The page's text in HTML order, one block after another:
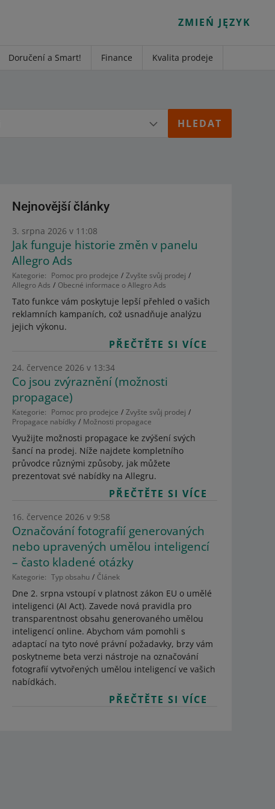
ZMIEŃ JĘZYK
Doručení a Smart! Finance Kvalita prodeje
Nejnovější články
3. srpna 2026 v 11:08
Jak funguje historie změn v panelu
Allegro Ads
Kategorie: Pomoc pro prodejce
Zvyšte svůj prodej
Allegro Ads
Obecné informace o Allegro Ads
Tato funkce vám poskytuje lepší přehled o vašich
reklamních kampaních, což usnadňuje analýzu
jejich výkonu.
PŘEČTĚTE SI VÍCE
24. července 2026 v 13:34
Co jsou zvýraznění (možnosti
propagace)
Kategorie: Pomoc pro prodejce
Zvyšte svůj prodej
Propagace nabídky
Možnosti propagace
Využijte možnosti propagace ke zvýšení svých
šancí na prodej. Níže najdete kompletního
průvodce různými způsoby, jak můžete
prezentovat své nabídky na Allegru.
PŘEČTĚTE SI VÍCE
16. července 2026 v 9:58
Označování fotografií generovaných
nebo upravených umělou inteligencí
– často kladené otázky
Kategorie: Typ obsahu Článek
Dne 2. srpna vstoupí v platnost zákon EU o umělé
inteligenci (AI Act). Zavede nová pravidla pro
transparentnost obsahu generovaného umělou
inteligencí online. Abychom vám pomohli s
adaptací na tyto nové právní požadavky, brzy vám
poskytneme beta verzi nástroje na označování
fotografií vytvořených umělou inteligencí ve vašich
nabídkách.
PŘEČTĚTE SI VÍCE